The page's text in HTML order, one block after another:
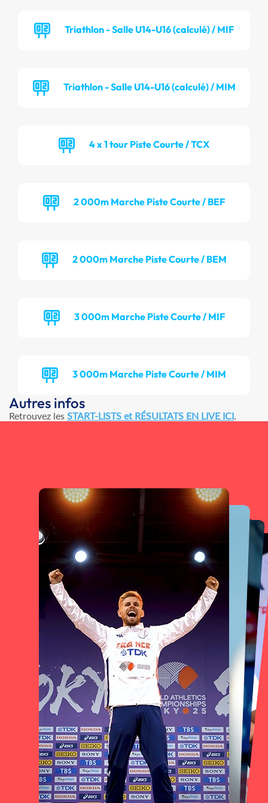
Triathlon - Salle U14-U16 (calculé) / MIF
Triathlon - Salle U14-U16 (calculé) / MIM
4 x 1 tour Piste Courte / TCX
2 000m Marche Piste Courte / BEF
2 000m Marche Piste Courte / BEM
3 000m Marche Piste Courte / MIF
3 000m Marche Piste Courte / MIM
Autres infos
Retrouvez les START-LISTS et RÉSULTATS EN LIVE ICI.